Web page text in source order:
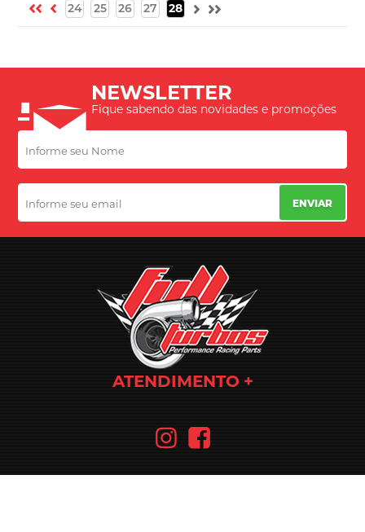
24 25 26 27 28
NEWSLETTER
Fique sabendo das novidades e promoções
ENVIAR
ATENDIMENTO